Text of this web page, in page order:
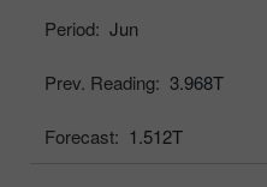
Period: Jun
Prev. Reading: 3.968T
Forecast: 1.512T